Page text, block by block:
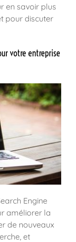
en savoir plus
pour discuter
votre entreprise
Engine
améliorer la
de nouveaux
et